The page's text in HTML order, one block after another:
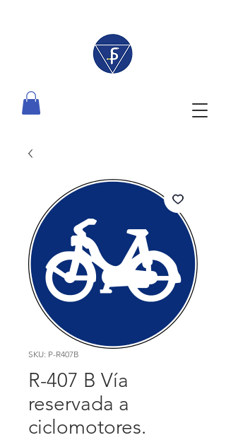
SKU: P-R407B
R-407 B Vía
reservada a
ciclomotores.